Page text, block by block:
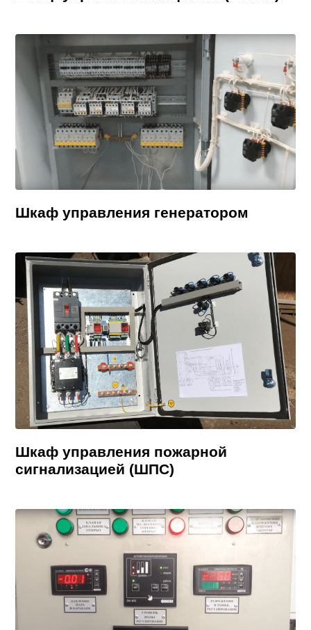
Шкаф управления генератором
Шкаф управления пожарной
сигнализацией (ШПС)